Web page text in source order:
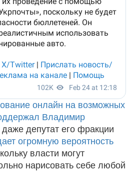
онлайн на возможных
Владимир
депутат его фракции
огромную вероятность
власти могут
нарисовать себе любой